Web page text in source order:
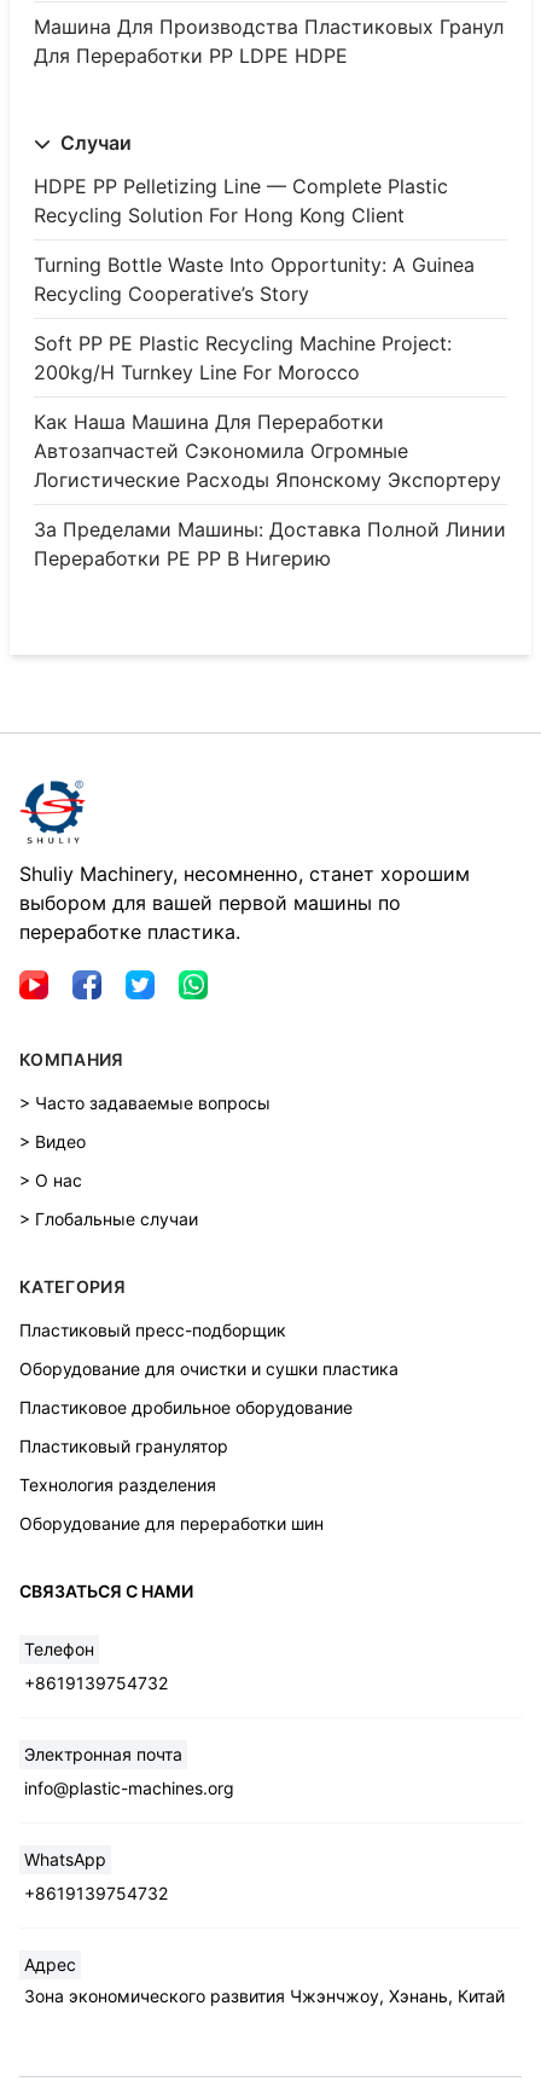
Машина Для Производства Пластиковых Гранул
Для Переработки PP LDPE HDPE
Случаи
HDPE PP Pelletizing Line — Complete Plastic
Recycling Solution For Hong Kong Client
Turning Bottle Waste Into Opportunity: A Guinea
Recycling Cooperative’s Story
Soft PP PE Plastic Recycling Machine Project:
200kg/h Turnkey Line For Morocco
Как Наша Машина Для Переработки
Автозапчастей Сэкономила Огромные
Логистические Расходы Японскому Экспортеру
За Пределами Машины: Доставка Полной Линии
Переработки PE PP В Нигерию
Shuliy Machinery, несомненно, станет хорошим
выбором для вашей первой машины по
переработке пластика.
КОМПАНИЯ
> Часто задаваемые вопросы
> Видео
> О нас
> Глобальные случаи
КАТЕГОРИЯ
Пластиковый пресс-подборщик
Оборудование для очистки и сушки пластика
Пластиковое дробильное оборудование
Пластиковый гранулятор
Технология разделения
Оборудование для переработки шин
СВЯЗАТЬСЯ С НАМИ
Телефон
+8619139754732
Электронная почта
info@plastic-machines.org
WhatsApp
+8619139754732
Адрес
Зона экономического развития Чжэнчжоу, Хэнань, Китай